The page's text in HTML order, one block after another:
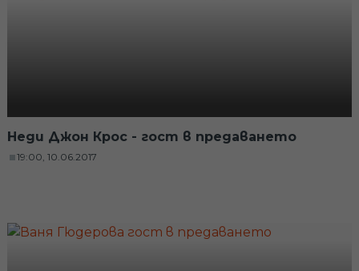
Неди Джон Крос - гост в предаването
19:00, 10.06.2017